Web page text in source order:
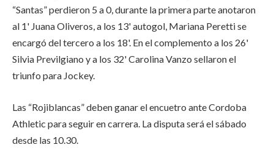
“Santas” perdieron 5 a 0, durante la primera parte anotaron
al 1' Juana Oliveros, a los 13' autogol, Mariana Peretti se
encargó del tercero a los 18'. En el complemento a los 26'
Silvia Previlgiano y a los 32' Carolina Vanzo sellaron el
triunfo para Jockey.
Las “Rojiblancas” deben ganar el encuetro ante Cordoba
Athletic para seguir en carrera. La disputa será el sábado
desde las 10.30.